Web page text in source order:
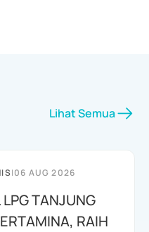
Lihat Semua
|06 AUG 2026
TANJUNG
RAIH